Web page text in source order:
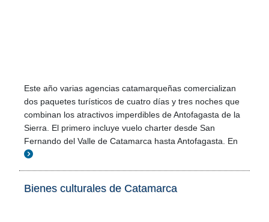
Este año varias agencias catamarqueñas comercializan
dos paquetes turísticos de cuatro días y tres noches que
combinan los atractivos imperdibles de Antofagasta de la
Sierra. El primero incluye vuelo charter desde San
Fernando del Valle de Catamarca hasta Antofagasta. En
Bienes culturales de Catamarca